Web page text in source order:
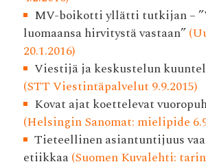
MV-boikotti yllätti tutkijan –
luomaansa hirvitystä vastaan”
20.1.2016)
Viestijä ja keskustelun
(STT Viestintäpalvelut 9.9.2015)
Kovat ajat koettelevat
(Helsingin Sanomat: mielipide
Tieteellinen asiantuntijuus
etiikkaa(Suomen Kuvalehti: